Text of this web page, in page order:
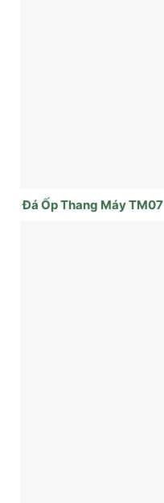
Đá Ốp Thang Máy TM07